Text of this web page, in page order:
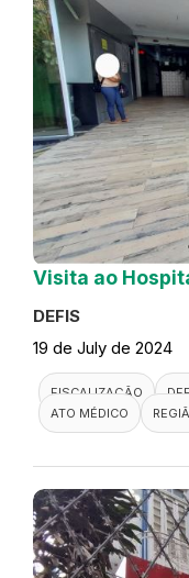
Visita ao
DEFIS
19 de July de 2024
FISCALIZAÇÃO
ATO MÉDICO